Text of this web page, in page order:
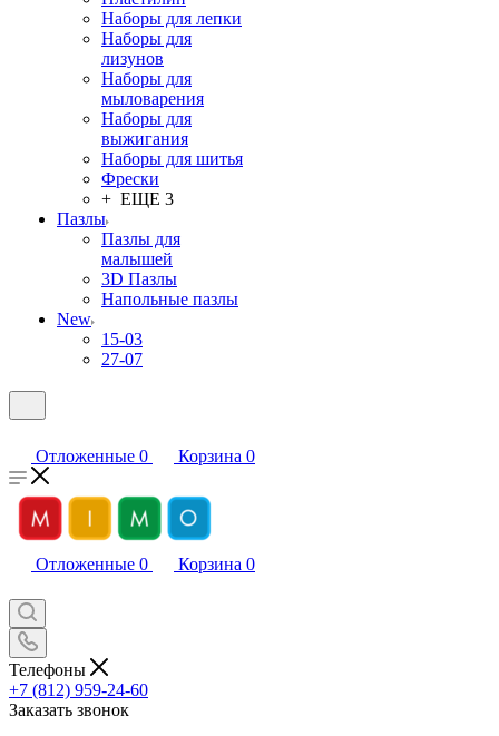
Наборы для лепки
Наборы для
лизунов
Наборы для
мыловарения
Наборы для
выжигания
Наборы для шитья
Фрески
+ ЕЩЕ 3
Пазлы
Пазлы для
малышей
3D Пазлы
Напольные пазлы
New
15-03
27-07
Отложенные 0 Корзина 0
Отложенные 0 Корзина 0
Телефоны
+7 (812) 959-24-60
Заказать звонок